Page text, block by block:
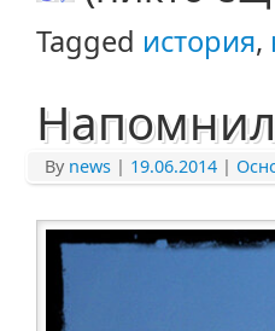
Tagged история,
By news | 19.06.2014 |